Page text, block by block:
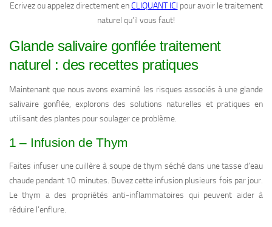
Ecrivez ou appelez directement enCLIQUANT ICI pour avoir le traitement
naturel qu’il vous faut!
Glande salivaire gonflée traitement
naturel : des recettes pratiques
Maintenant que nous avons examiné les risques associés à une glande
salivaire gonflée, explorons des solutions naturelles et pratiques en
utilisant des plantes pour soulager ce problème.
1 – Infusion de Thym
Faites infuser une cuillère à soupe de thym séché dans une tasse d’eau
chaude pendant 10 minutes. Buvez cette infusion plusieurs fois par jour.
Le thym a des propriétés anti-inflammatoires qui peuvent aider à
réduire l’enflure.